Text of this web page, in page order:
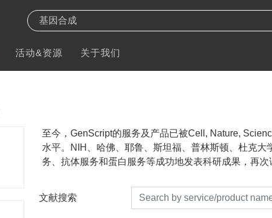
活动&资源 关于我们
至今，GenScript的服务及产品已被Cell, Nature,
水平。NIH、哈佛、耶鲁、斯坦福、普林斯顿、杜克
务、抗体服务和蛋白服务等成功地发表科研成果，再
文献搜索